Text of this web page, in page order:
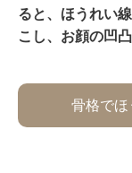
ると、ほうれい
こし、お顔の凹
骨格でほ